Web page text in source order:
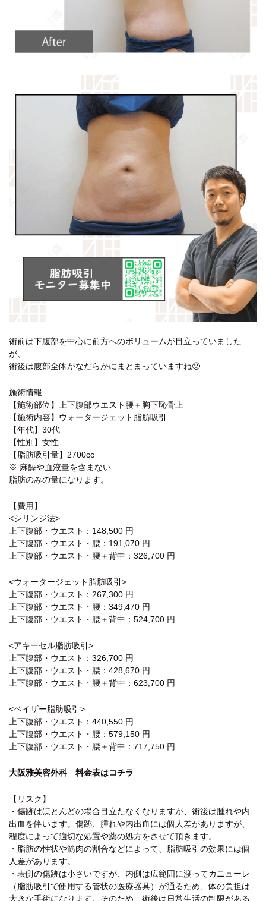
術前は下腹部を中心に前方へのボリュームが目立っていました
が、
術後は腹部全体がなだらかにまとまっていますね🙂
施術情報
【施術部位】上下腹部ウエスト腰＋胸下恥骨上
【施術内容】ウォータージェット脂肪吸引
【年代】30代
【性別】女性
【脂肪吸引量】2700cc
※ 麻酔や血液量を含まない
脂肪のみの量になります。
【費用】
<シリンジ法>
上下腹部・ウエスト：148,500 円
上下腹部・ウエスト・腰：191,070 円
上下腹部・ウエスト・腰＋背中：326,700 円
<ウォータージェット脂肪吸引>
上下腹部・ウエスト：267,300 円
上下腹部・ウエスト・腰：349,470 円
上下腹部・ウエスト・腰＋背中：524,700 円
<アキーセル脂肪吸引>
上下腹部・ウエスト：326,700 円
上下腹部・ウエスト・腰：428,670 円
上下腹部・ウエスト・腰＋背中：623,700 円
<ベイザー脂肪吸引>
上下腹部・ウエスト：440,550 円
上下腹部・ウエスト・腰：579,150 円
上下腹部・ウエスト・腰＋背中：717,750 円
大阪雅美容外科 料金表はコチラ
【リスク】
・傷跡はほとんどの場合目立たなくなりますが、術後は腫れや内
出血を伴います。傷跡、腫れや内出血には個人差がありますが、
程度によって適切な処置や薬の処方をさせて頂きます。
・脂肪の性状や筋肉の割合などによって、脂肪吸引の効果には個
人差があります。
・表側の傷跡は小さいですが、内側は広範囲に渡ってカニューレ
（脂肪吸引で使用する管状の医療器具）が通るため、体の負担は
大きな手術になります。そのため、術後は日常生活の制限がある